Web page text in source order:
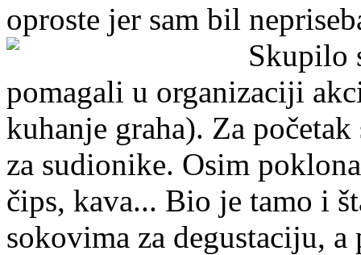
oproste jer sam bil
Skupilo
pomagali u organizaciji
kuhanje graha). Za
za sudionike. Osim
čips, kava... Bio je tamo i
sokovima za degustaciju,